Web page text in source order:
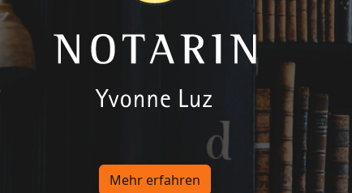
Mehr erfahren